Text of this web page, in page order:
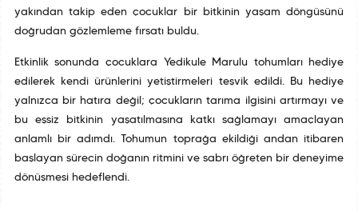
yakından takip eden çocuklar bir bitkinin yaşam döngüsünü
doğrudan gözlemleme fırsatı buldu.
Etkinlik sonunda çocuklara Yedikule Marulu tohumları hediye
edilerek kendi ürünlerini yetiştirmeleri teşvik edildi. Bu hediye
yalnızca bir hatıra değil; çocukların tarıma ilgisini artırmayı ve
bu eşsiz bitkinin yaşatılmasına katkı sağlamayı amaçlayan
anlamlı bir adımdı. Tohumun toprağa ekildiği andan itibaren
başlayan sürecin doğanın ritmini ve sabrı öğreten bir deneyime
dönüşmesi hedeflendi.